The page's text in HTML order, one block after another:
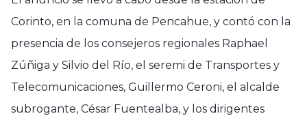
Corinto, en la comuna de Pencahue, y contó con la
presencia de los consejeros regionales Raphael
Zúñiga y Silvio del Río, el seremi de Transportes y
Telecomunicaciones, Guillermo Ceroni, el alcalde
subrogante, César Fuentealba, y los dirigentes